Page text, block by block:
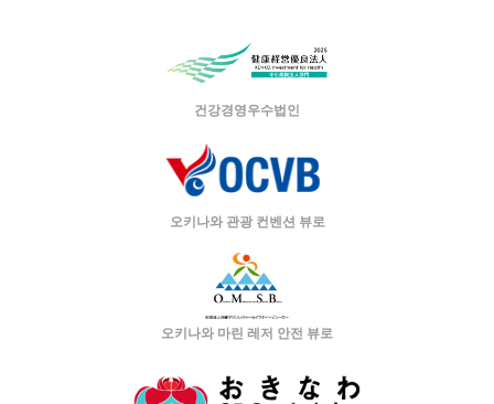
건강경영우수법인
오키나와 관광 컨벤션 뷰로
오키나와 마린 레저 안전 뷰로